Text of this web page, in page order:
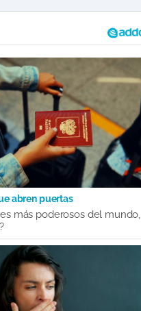
abren puertas
más poderosos del mundo,